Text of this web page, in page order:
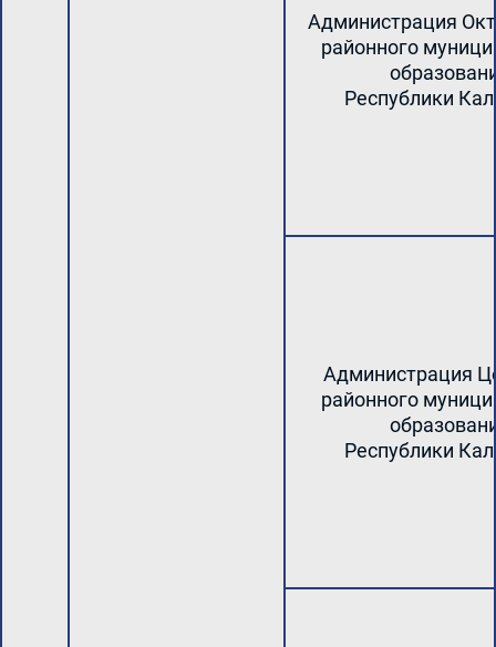
Администрация
районного
Республики
Администрация
районного
Республики